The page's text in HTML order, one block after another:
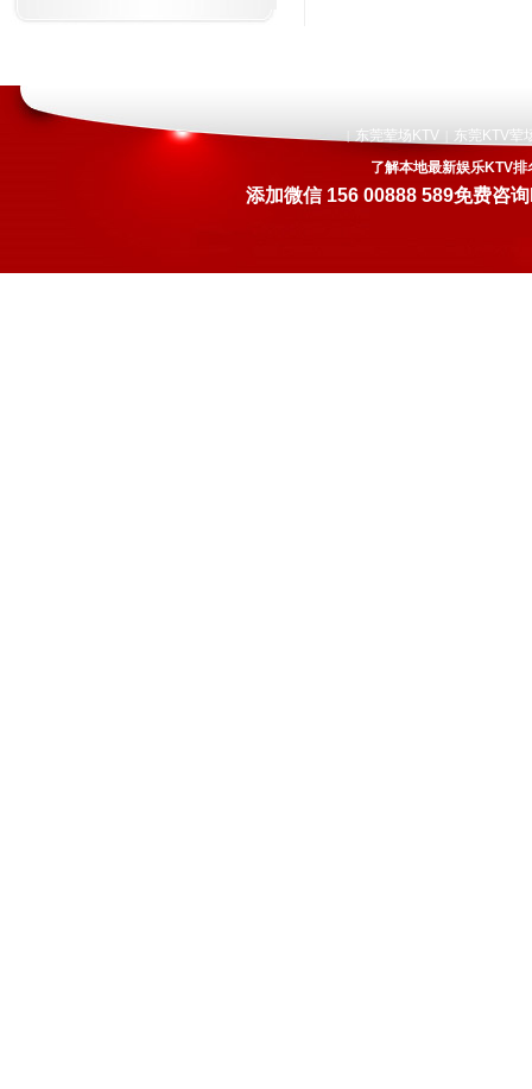
东莞荤场KTV
东莞KTV荤
了解本地最新娱乐KTV
添加微信156 00888 589免费咨